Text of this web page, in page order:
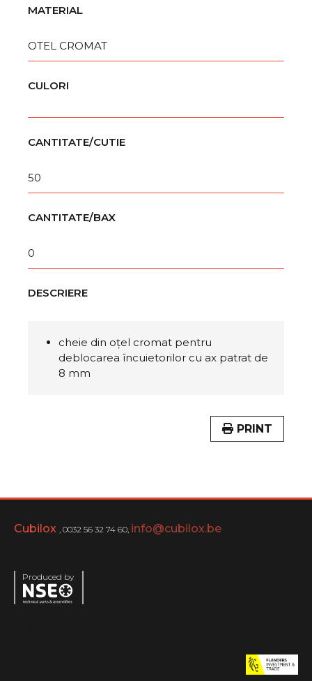
MATERIAL
OTEL CROMAT
CULORI
CANTITATE/CUTIE
50
CANTITATE/BAX
0
DESCRIERE
cheie din oțel cromat pentru
deblocarea încuietorilor cu ax patrat de
8 mm
PRINT
Cubilox , 0032 56 32 74 60, info@cubilox.be
Produced by